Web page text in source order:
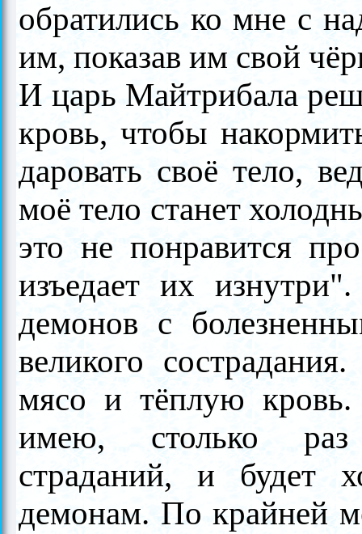
обратились ко мне с
им, показав им свой
И царь Майтрибала
кровь, чтобы
даровать своё тело,
моё тело станет
это не понравится
изъедает их
демонов с
великого
мясо и тёплую кровь.
имею, столько раз
страданий, и будет
демонам. По крайней